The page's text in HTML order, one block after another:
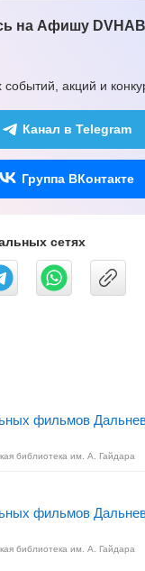
на Афишу
событий, акций и
Канал в Telegram
Группа ВКонтакте
сетях
фильмов
библиотека им. А. Гайдара
фильмов
библиотека им. А. Гайдара